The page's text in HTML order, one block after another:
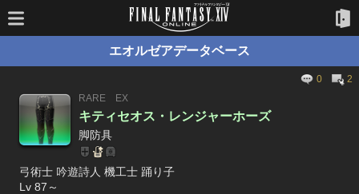
エオルゼアデータベース
0
2
RARE
EX
キティセオス・レンジャーホーズ
脚防具
弓術士 吟遊詩人 機工士 踊り子
Lv 87～